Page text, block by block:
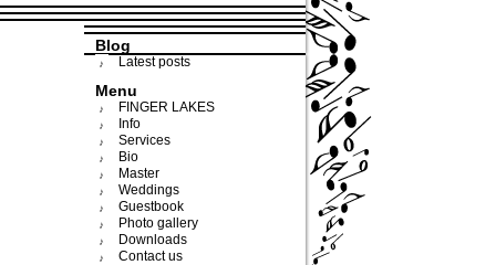
Blog
Latest posts
Menu
FINGER LAKES
Info
Services
Bio
Master
Weddings
Guestbook
Photo gallery
Downloads
Contact us